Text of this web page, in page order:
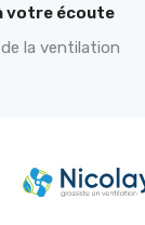
votre écoute
de la ventilation